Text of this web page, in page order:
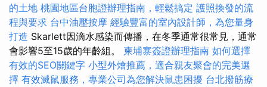
的土地 桃園地區台胞證辦理指南，輕鬆搞定 護照換發的流
程與要求 台中油壓按摩 經驗豐富的室內設計師，為您量身
打造 Skarlett因滴水感染而傳播，在冬季通常很常見，通常
會影響5至15歲的年齡組。 柬埔寨簽證辦理指南 如何選擇
有效的SEO關鍵字 小型外燴推薦，適合親友聚會的完美選
擇 有效滅鼠服務，專業公司為您解決鼠患困擾 台北撥筋療